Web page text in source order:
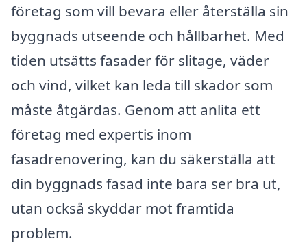
företag som vill bevara eller återställa sin
byggnads utseende och hållbarhet. Med
tiden utsätts fasader för slitage, väder
och vind, vilket kan leda till skador som
måste åtgärdas. Genom att anlita ett
företag med expertis inom
fasadrenovering, kan du säkerställa att
din byggnads fasad inte bara ser bra ut,
utan också skyddar mot framtida
problem.